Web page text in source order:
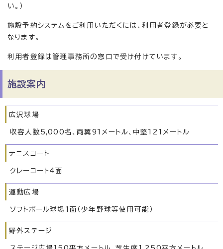
い。）
施設予約システムをご利用いただくには、利用者登録が必要と
なります。
利用者登録は管理事務所の窓口で受け付けています。
施設案内
広沢球場
収容人数5,000名、両翼91メートル、中堅121メートル
テニスコート
クレーコート4面
運動広場
ソフトボール球場1面（少年野球等使用可能）
野外ステージ